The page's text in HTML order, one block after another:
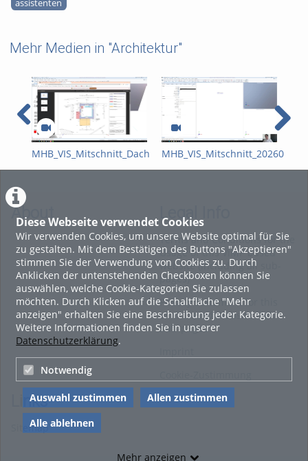
Diese Webseite verwendet Cookies
Wir verwenden Cookies, um unsere Website optimal für Sie
zu gestalten. Mit dem Bestätigen des Buttons "Akzeptieren"
stimmen Sie der Verwendung von Cookies zu. Durch
Anklicken der untenstehenden Checkboxen können Sie
auswählen, welche Cookie-Kategorien Sie zulassen
möchten. Durch Klicken auf die Schaltfläche "Mehr
anzeigen" erhalten Sie eine Beschreibung jeder Kategorie.
Weitere Informationen finden Sie in unserer
Datenschutzerklärung.
Notwendig
Auswahl zustimmen
Allen zustimmen
Alle ablehnen
Mehr anzeigen
assistenten
Mehr Medien in "Architektur"
MHB_VIS_Mitschnitt_Dach
About Legal Info
Terms and Conditions for the
Usage of this ViMP based
website (including all sub-
pages)
Privacy Statement for this
ViMP based Website incl.
Sub-pages
Links
Sitemap